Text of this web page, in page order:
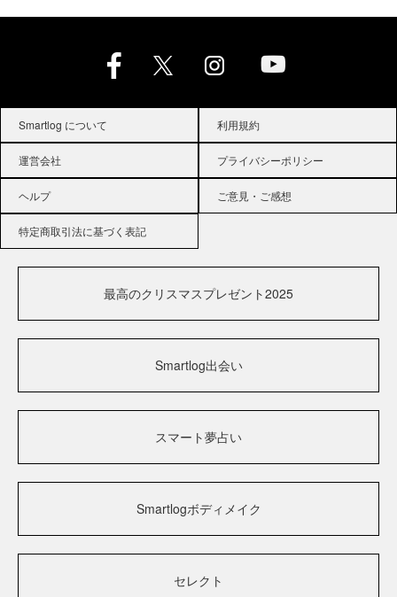
Smartlog について 利用規約
運営会社 プライバシーポリシー
ヘルプ ご意見・ご感想
特定商取引法に基づく表記
最高のクリスマスプレゼント2025
Smartlog出会い
スマート夢占い
Smartlogボディメイク
セレクト